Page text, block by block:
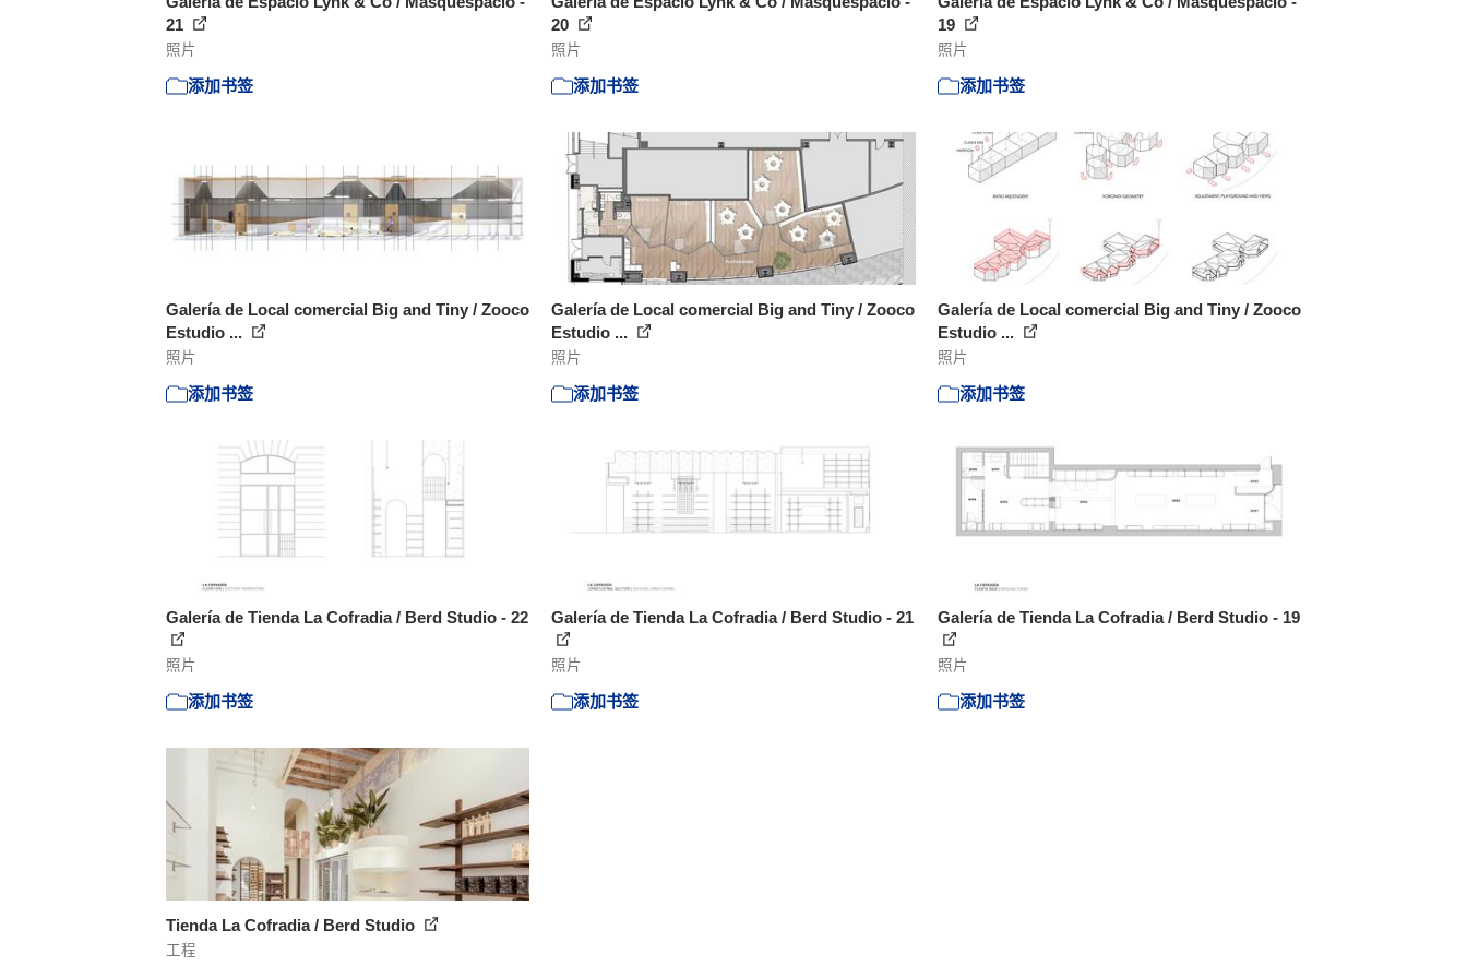
21
照片
添加书签
20
照片
添加书签
19
照片
添加书签
Galería de Local comercial Big and Tiny / Zooco
Estudio ...
照片
添加书签
Galería de Local comercial Big and Tiny / Zooco
Estudio ...
照片
添加书签
Galería de Local comercial Big and Tiny / Zooco
Estudio ...
照片
添加书签
Galería de Tienda La Cofradia / Berd Studio - 22
照片
添加书签
Galería de Tienda La Cofradia / Berd Studio - 21
照片
添加书签
Galería de Tienda La Cofradia / Berd Studio - 19
照片
添加书签
Tienda La Cofradia / Berd Studio
工程